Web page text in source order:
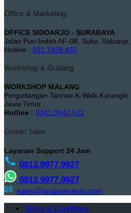
Office & Marketing
OFFICE SIDOARJO - SURABAYA
Jalan Puri Indah AF-08, Suko, Sidoarjo,
Hotline : 031.7438.455
Workshop & Gudang
WORKSHOP MALANG
Pergudangan Tanrise K-Walk
Jawa Timur.
Hotline : 0341.3042.522
Contact Sales
Layanan Support 24 Jam
0813.9977.9927
0813.9977.9927
sales@andaromesin.com
Terms & Conditions